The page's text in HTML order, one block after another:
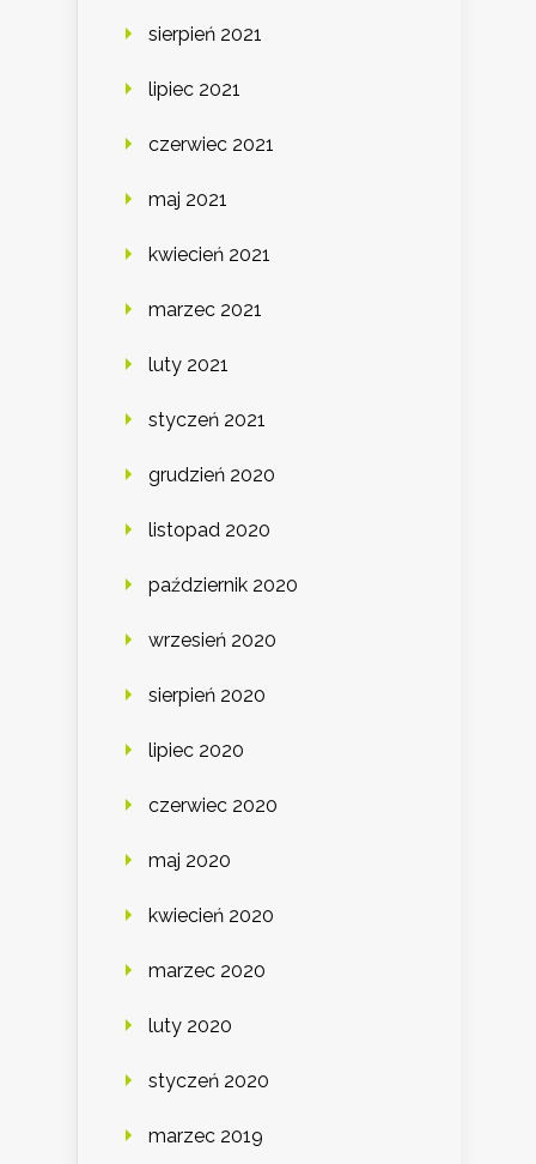
sierpień 2021
lipiec 2021
czerwiec 2021
maj 2021
kwiecień 2021
marzec 2021
luty 2021
styczeń 2021
grudzień 2020
listopad 2020
październik 2020
wrzesień 2020
sierpień 2020
lipiec 2020
czerwiec 2020
maj 2020
kwiecień 2020
marzec 2020
luty 2020
styczeń 2020
marzec 2019